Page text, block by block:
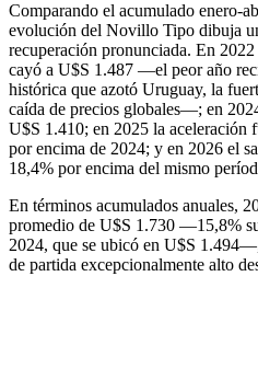
Comparando el acumulado enero-
evolución del Novillo Tipo dibuja
recuperación pronunciada. En
cayó a U$S 1.487 —el peor año
histórica que azotó Uruguay, la
caída de precios globales—; en
U$S 1.410; en 2025 la aceleración
por encima de 2024; y en 2026 el
18,4% por encima del mismo
En términos acumulados anuales,
promedio de U$S 1.730 —15,8%
2024, que se ubicó en U$S
de partida excepcionalmente alto